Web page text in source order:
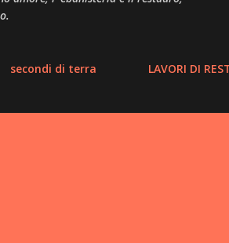
secondi di terra LAVORI DI